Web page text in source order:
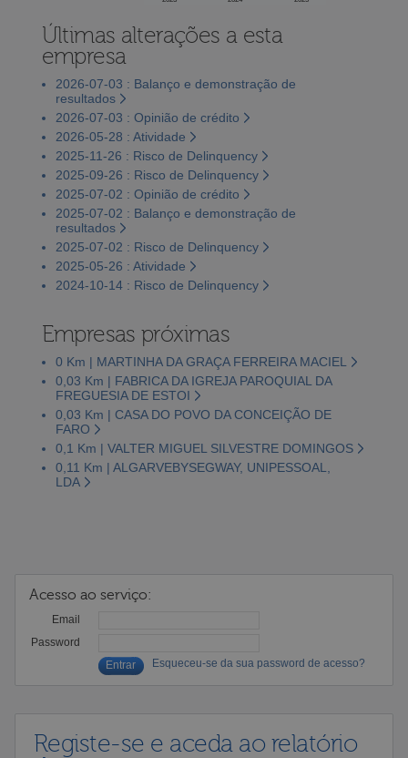
Últimas alterações a esta
empresa
2026-07-03 : Balanço e demonstração de
resultados
2026-07-03 : Opinião de crédito
2026-05-28 : Atividade
2025-11-26 : Risco de Delinquency
2025-09-26 : Risco de Delinquency
2025-07-02 : Opinião de crédito
2025-07-02 : Balanço e demonstração de
resultados
2025-07-02 : Risco de Delinquency
2025-05-26 : Atividade
2024-10-14 : Risco de Delinquency
Empresas próximas
0 Km | MARTINHA DA GRAÇA FERREIRA MACIEL
0,03 Km | FABRICA DA IGREJA PAROQUIAL DA
FREGUESIA DE ESTOI
0,03 Km | CASA DO POVO DA CONCEIÇÃO DE
FARO
0,1 Km | VALTER MIGUEL SILVESTRE DOMINGOS
0,11 Km | ALGARVEBYSEGWAY, UNIPESSOAL,
LDA
Acesso ao serviço:
Email
Password
Esqueceu-se da sua password de acesso?
Registe-se e aceda ao relatório